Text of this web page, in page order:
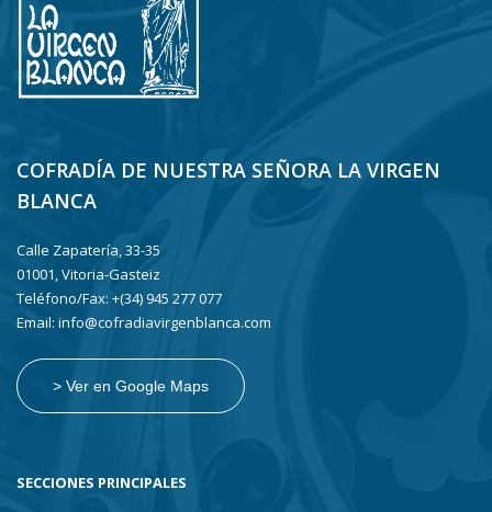
COFRADÍA DE NUESTRA SEÑORA LA VIRGEN
BLANCA
Calle Zapatería, 33-35
01001, Vitoria-Gasteiz
Teléfono/Fax: +(34) 945 277 077
Email: info@cofradiavirgenblanca.com
> Ver en Google Maps
SECCIONES PRINCIPALES